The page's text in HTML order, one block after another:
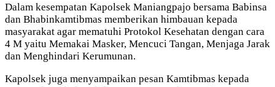
Dalam kesempatan Kapolsek Maniangpajo bersama Babinsa
dan Bhabinkamtibmas memberikan himbauan kepada
masyarakat agar mematuhi Protokol Kesehatan dengan cara
4 M yaitu Memakai Masker, Mencuci Tangan, Menjaga Jarak
dan Menghindari Kerumunan.
Kapolsek juga menyampaikan pesan Kamtibmas kepada